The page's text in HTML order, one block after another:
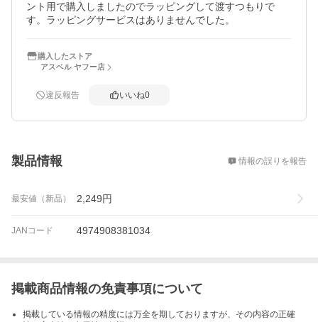
ント用で購入しましたのでラッピングして渡すつもりで
す。ラッピングサービスはありませんでした。
購入したストア
アスベル ヤフー店
違反報告 いいね0
製品情報 情報の誤りを報告
最安値（新品） 2,249円
JANコード 4974908381034
掲載商品情報の免責事項について
掲載している情報の精度には万全を期しておりますが、その内容の正確